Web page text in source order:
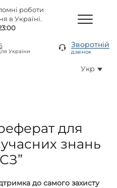
роботи
в Україні.
України
Зворотній
дзвінок
Укр
для
знань
до самого захисту